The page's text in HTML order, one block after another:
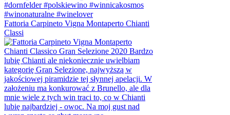
Fattoria Carpineto Vigna Montaperto Chianti
Classi